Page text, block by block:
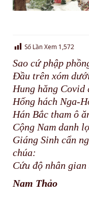
Số Lần Xem 1,572
Sao cứ phập
Đầu trên xóm
Hung hăng Covid
Hống hách Nga-
Hán Bắc tham ô
Cộng Nam danh
Giáng Sinh cẩn
chúa:
Cứu độ nhân
Nam Thảo